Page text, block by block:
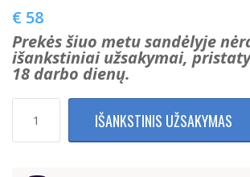
€ 58
Prekės šiuo metu sandėlyje
išankstiniai užsakymai,
18 darbo dienų.
kiekis:
IŠANKSTINIS UŽSAKYMAS